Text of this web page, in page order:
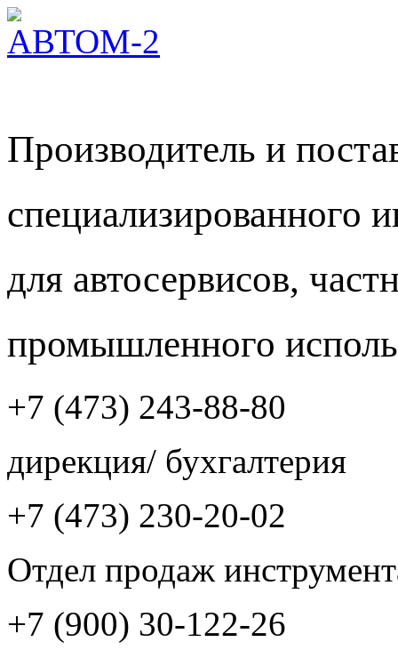
Производитель и
специализированного
для автосервисов,
промышленного
+7 (473) 243-88-80
дирекция/ бухгалтерия
+7 (473) 230-20-02
Отдел продаж
+7 (900) 30-122-26